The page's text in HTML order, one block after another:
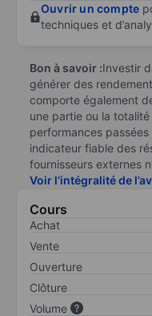
Ouvrir un compte
techniques et
Bon à savoir :Investir
générer des
comporte également
une partie ou la
performances
indicateur fiable des
fournisseurs externes
Voir l’intégralité de
Cours
Achat
Vente
Ouverture
Clôture
Volume